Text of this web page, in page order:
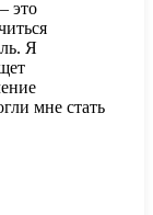
это
Я
мне стать